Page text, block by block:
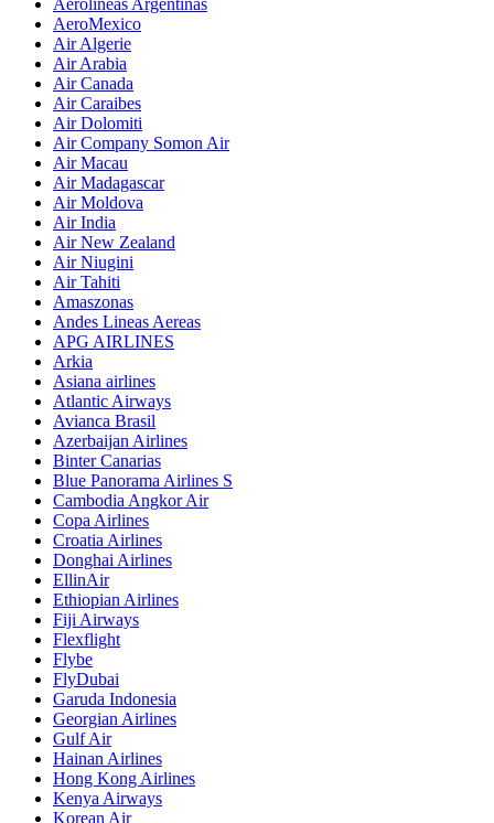
Aerolineas Argentinas
AeroMexico
Air Algerie
Air Arabia
Air Canada
Air Caraibes
Air Dolomiti
Air Company Somon Air
Air Macau
Air Madagascar
Air Moldova
Air India
Air New Zealand
Air Niugini
Air Tahiti
Amaszonas
Andes Lineas Aereas
APG AIRLINES
Arkia
Asiana airlines
Atlantic Airways
Avianca Brasil
Azerbaijan Airlines
Binter Canarias
Blue Panorama Airlines S
Cambodia Angkor Air
Copa Airlines
Croatia Airlines
Donghai Airlines
EllinAir
Ethiopian Airlines
Fiji Airways
Flexflight
Flybe
FlyDubai
Garuda Indonesia
Georgian Airlines
Gulf Air
Hainan Airlines
Hong Kong Airlines
Kenya Airways
Korean Air